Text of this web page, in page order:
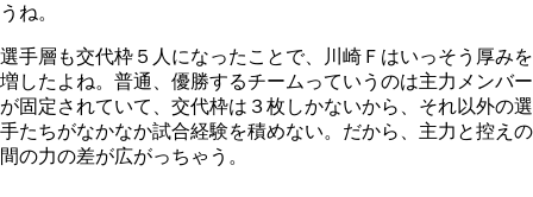
うね。
選手層も交代枠５人になったことで、川崎Ｆはいっそう厚みを
増したよね。普通、優勝するチームっていうのは主力メンバー
が固定されていて、交代枠は３枚しかないから、それ以外の選
手たちがなかなか試合経験を積めない。だから、主力と控えの
間の力の差が広がっちゃう。